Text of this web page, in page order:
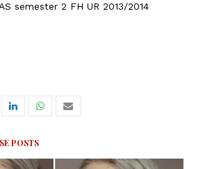
semester 2 FH UR 2013/2014
POSTS